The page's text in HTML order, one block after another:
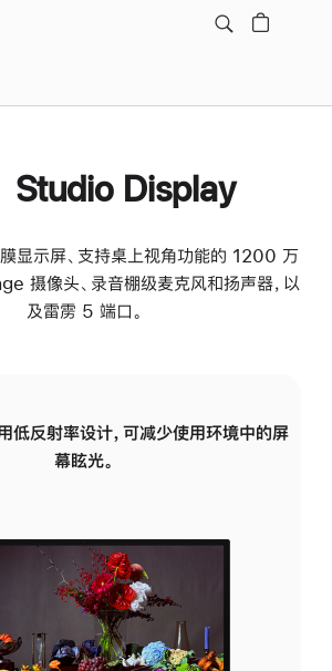
Studio Display
显示屏、支持桌上视角功能的 1200 万
摄像头、录音棚级麦克风和扬声器，以
及雷雳 5 端口。
低反射率设计，可减少使用环境中的屏
幕眩光。